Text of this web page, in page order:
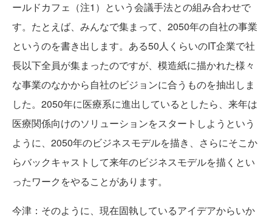
ールドカフェ（注1）という会議手法との組み合わせで
す。たとえば、みんなで集まって、2050年の自社の事業
というのを書き出します。ある50人くらいのIT企業で社
長以下全員が集まったのですが、模造紙に描かれた様々
な事業のなかから自社のビジョンに合うものを抽出しま
した。2050年に医療系に進出しているとしたら、来年は
医療関係向けのソリューションをスタートしようという
ように、2050年のビジネスモデルを描き、さらにそこか
らバックキャストして来年のビジネスモデルを描くとい
ったワークをやることがあります。
今津：そのように、現在固執しているアイデアからいか